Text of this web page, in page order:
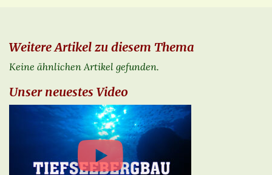
Weitere Artikel zu diesem Thema
Keine ähnlichen Artikel gefunden.
Unser neuestes Video